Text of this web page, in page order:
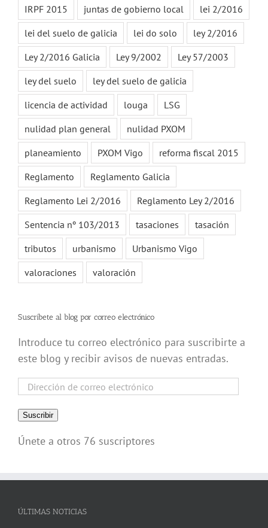
IRPF 2015 juntas de gobierno local
lei 2/2016
lei del suelo de galicia
lei do solo
ley 2/2016
Ley 2/2016 Galicia
Ley 9/2002
Ley 57/2003
ley del suelo
ley del suelo de galicia
licencia de actividad
louga
LSG
nulidad plan general
nulidad PXOM
planeamiento
PXOM Vigo
reforma fiscal 2015
Reglamento
Reglamento Galicia
Reglamento Lei 2/2016
Reglamento Ley 2/2016
Sentencia nº 103/2013
tasaciones
tasación
tributos
urbanismo
Urbanismo Vigo
valoraciones
valoración
Suscríbete al blog por correo electrónico
Introduce tu correo electrónico para suscribirte a
este blog y recibir avisos de nuevas entradas.
Dirección
correo
electrónico
Suscribir
Únete a otros 76 suscriptores
ÚLTIMAS NOTICIAS